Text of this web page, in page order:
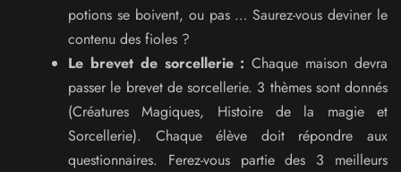
potions se boivent, ou pas … Saurez-vous deviner le
contenu des fioles ?
Le brevet de sorcellerie : Chaque maison devra
passer le brevet de sorcellerie. 3 thèmes sont donnés
(Créatures Magiques, Histoire de la magie et
Sorcellerie). Chaque élève doit répondre aux
questionnaires. Ferez-vous partie des 3 meilleurs